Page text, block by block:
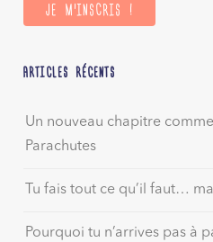
ARTICLES RÉCENTS
Un nouveau chapitre
Parachutes
Tu fais tout ce qu’il faut…
Pourquoi tu n’arrives pas à